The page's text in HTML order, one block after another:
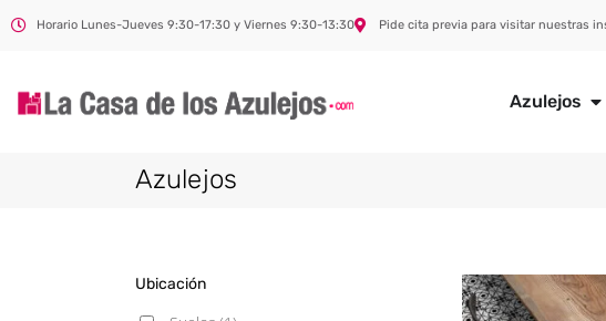
Horario Lunes-Jueves 9:30-17:30 y Viernes 9:30-13:30 Pide cita previa para visitar nuestras
Azulejos
Azulejos
Ubicación